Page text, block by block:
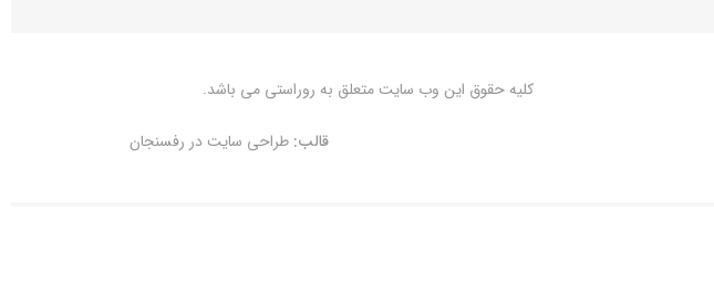
کلیه حقوق این وب سایت متعلق به روراستی می باشد.
قالب: طراحی سایت در رفسنجان